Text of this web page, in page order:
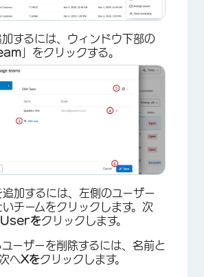
加するには、ウィンドウ下部の
」をクリックする。
追加するには、左側のユーザー
チームをクリックします。次
をクリックします。
ーザーを削除するには、名前と
へXをクリックします。